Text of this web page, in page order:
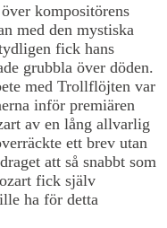
kompositörens
med den mystiska
fick hans
grubbla över döden.
med Trollflöjten var
inför premiären
av en lång allvarlig
ett brev utan
att så snabbt som
fick själv
ha för detta